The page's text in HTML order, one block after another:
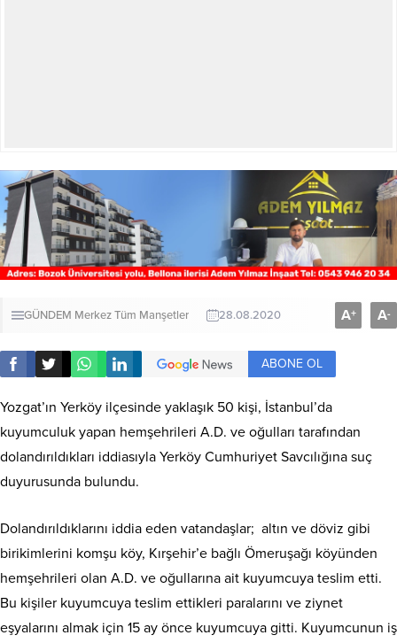
GÜNDEM MerkezTüm Manşetler 28.08.2020 A+ A-
ABONE OL
Yozgat’ın Yerköy ilçesinde yaklaşık 50 kişi, İstanbul’da
kuyumculuk yapan hemşehrileri A.D. ve oğulları tarafından
dolandırıldıkları iddiasıyla Yerköy Cumhuriyet Savcılığına suç
duyurusunda bulundu.
Dolandırıldıklarını iddia eden vatandaşlar; altın ve döviz gibi
birikimlerini komşu köy, Kırşehir’e bağlı Ömeruşağı köyünden
hemşehrileri olan A.D. ve oğullarına ait kuyumcuya teslim etti.
Bu kişiler kuyumcuya teslim ettikleri paralarını ve ziynet
eşyalarını almak için 15 ay önce kuyumcuya gitti. Kuyumcunun iş